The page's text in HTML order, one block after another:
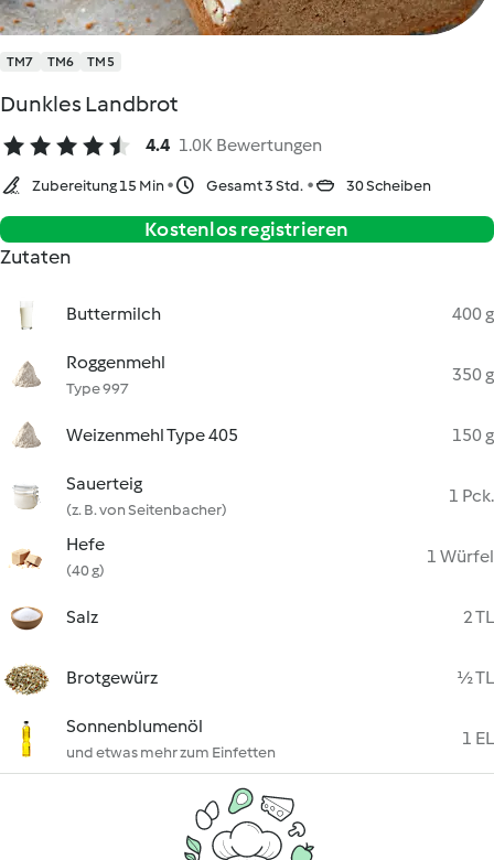
TM7 TM6 TM5
Dunkles Landbrot
4.4 1.0K Bewertungen
Zubereitung 15 Min Gesamt 3 Std. 30 Scheiben
Kostenlos registrieren
Zutaten
Buttermilch 400 g
Roggenmehl
Type 997
350 g
Weizenmehl Type 405 150 g
Sauerteig
(z. B. von Seitenbacher)
1 Pck.
Hefe
(40 g)
1 Würfel
Salz 2 TL
Brotgewürz ½ TL
Sonnenblumenöl
und etwas mehr zum Einfetten
1 EL